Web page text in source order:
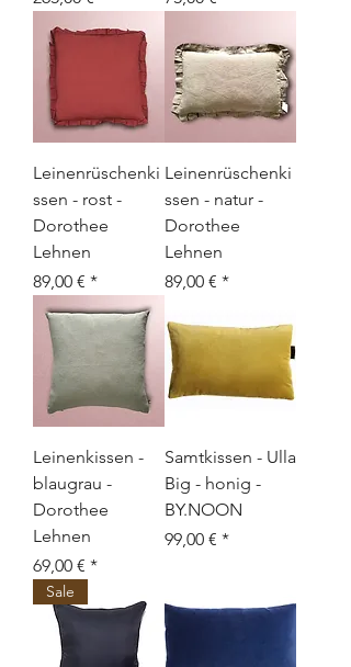
Leinenrüschenki
ssen - rost -
Dorothee
Lehnen
Preis
89,00 €
Leinenrüschenki
ssen - natur -
Dorothee
Lehnen
Preis
89,00 €
Leinenkissen -
blaugrau -
Dorothee
Lehnen
Preis
69,00 €
Samtkissen - Ulla
Big - honig -
BY.NOON
Preis
99,00 €
Sale